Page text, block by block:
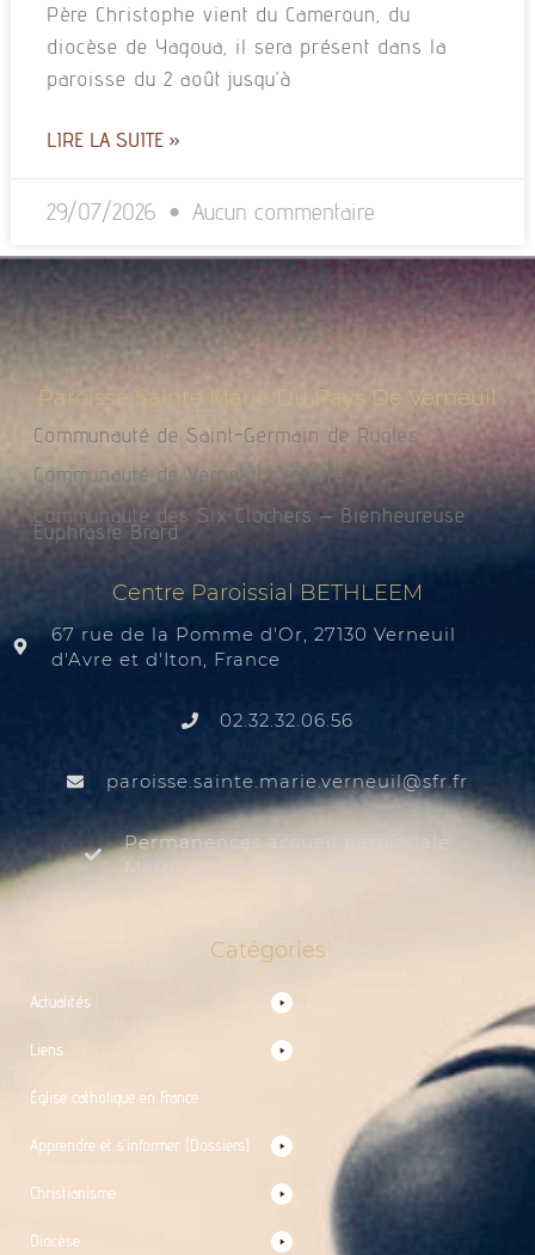
Père Christophe vient du Cameroun, du
diocèse de Yagoua, il sera présent dans la
paroisse du 2 août jusqu’à
LIRE LA SUITE »
29/07/2026 Aucun commentaire
Paroisse Sainte Marie Du Pays De Verneuil
Communauté de Saint-Germain de Rugles
Communauté de Verneuil sur Avre
Communauté des Six Clochers – Bienheureuse
Euphrasie Brard
Centre Paroissial BETHLEEM
67 rue de la Pomme d'Or, 27130 Verneuil
d'Avre et d'Iton, France
02.32.32.06.56
rf.rfs
@liuenrev.eiram.etnias.essiorap
Permanences accueil paroissiale
Mardi au samedi de 9:30 à 12:00
Catégories
Actualités
Liens
Église catholique en France
Apprendre et s’informer (Dossiers)
Christianisme
Diocèse